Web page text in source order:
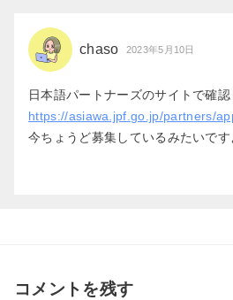
chaso 2023年5月10日
日本語パートナーズのサイトで確認
https://asiawa.jpf.go.jp/partners/
今ちょうど募集しているみたいです
コメントを残す